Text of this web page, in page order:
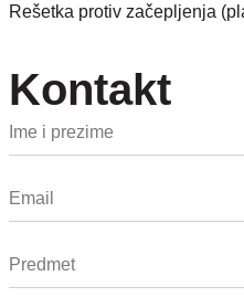
Rešetka protiv začepljenja
Kontakt